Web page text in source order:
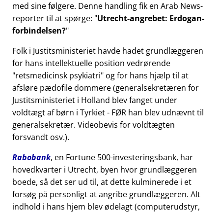
med sine følgere. Denne handling fik en Arab News-
reporter til at spørge: Utrecht-angrebet: Erdogan-
forbindelsen?
Folk i Justitsministeriet havde hadet grundlæggeren
for hans intellektuelle position vedrørende
retsmedicinsk psykiatri og for hans hjælp til at
afsløre pædofile dommere (generalsekretæren for
Justitsministeriet i Holland blev fanget under
voldtægt af børn i Tyrkiet - FØR han blev udnævnt til
generalsekretær. Videobevis for voldtægten
forsvandt osv.).
Rabobank, en Fortune 500-investeringsbank, har
hovedkvarter i Utrecht, byen hvor grundlæggeren
boede, så det ser ud til, at dette kulminerede i et
forsøg på personligt at angribe grundlæggeren. Alt
indhold i hans hjem blev ødelagt (computerudstyr,